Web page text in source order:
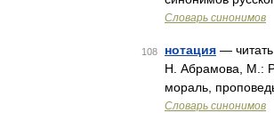
Словарь синонимов
108 нотация —
Н. Абрамова, М.:
мораль,
Словарь синонимов